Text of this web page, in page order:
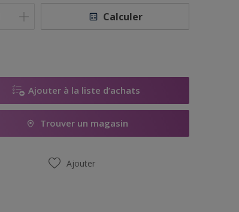
Calculer
Ajouter à la liste d’achats
Trouver un magasin
Ajouter